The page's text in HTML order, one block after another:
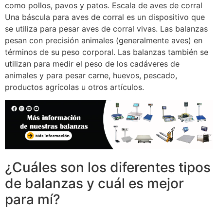
como pollos, pavos y patos. Escala de aves de corral
Una báscula para aves de corral es un dispositivo que
se utiliza para pesar aves de corral vivas. Las balanzas
pesan con precisión animales (generalmente aves) en
términos de su peso corporal. Las balanzas también se
utilizan para medir el peso de los cadáveres de
animales y para pesar carne, huevos, pescado,
productos agrícolas u otros artículos.
¿Cuáles son los diferentes tipos
de balanzas y cuál es mejor
para mí?